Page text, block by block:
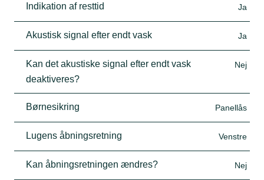
Indikation af resttid Ja
Akustisk signal efter endt vask Ja
Kan det akustiske signal efter endt vask
deaktiveres?
Nej
Børnesikring Panellås
Lugens åbningsretning Venstre
Kan åbningsretningen ændres? Nej